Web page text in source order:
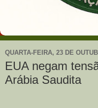
QUARTA-FEIRA, 23 DE
EUA negam
Arábia Saudita